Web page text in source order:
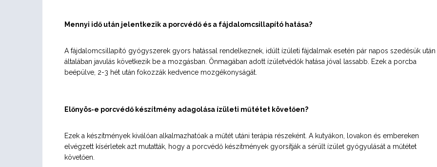
Mennyi idő után jelentkezik a porcvédő és a fájdalomcsillapító hatása?
A fájdalomcsillapító gyógyszerek gyors hatással rendelkeznek, idült ízületi fájdalmak esetén pár napos szedésük után
általában javulás következik be a mozgásban. Önmagában adott ízületvédők hatása jóval lassabb. Ezek a porcba
beépülve, 2-3 hét után fokozzák kedvence mozgékonyságát.
Előnyös-e porcvédő készítmény adagolása ízületi műtétet követően?
Ezek a készítmények kiválóan alkalmazhatóak a műtét utáni terápia részeként. A kutyákon, lovakon és embereken
elvégzett kísérletek azt mutatták, hogy a porcvédő készítmények gyorsítják a sérült ízület gyógyulását a műtétet
követően.